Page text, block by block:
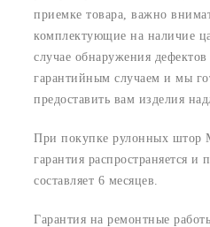
приемке товара, важно
комплектующие на наличие
случае обнаружения
гарантийным случаем и мы
предоставить вам изделия
При покупке рулонных штор
гарантия распространяется
составляет 6 месяцев.
Гарантия на ремонтные